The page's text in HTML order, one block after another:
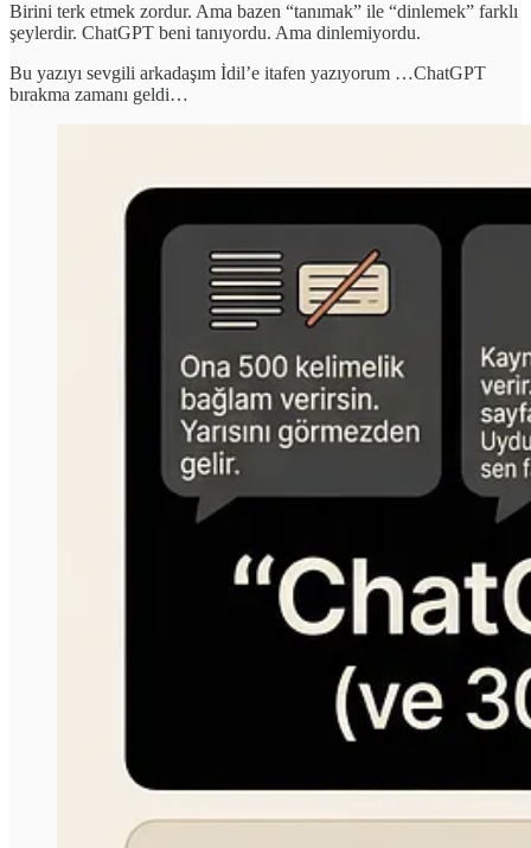
Birini terk etmek zordur. Ama bazen “tanımak” ile “dinlemek” farklı
şeylerdir. ChatGPT beni tanıyordu. Ama dinlemiyordu.
Bu yazıyı sevgili arkadaşım İdil’e itafen yazıyorum …ChatGPT
bırakma zamanı geldi…